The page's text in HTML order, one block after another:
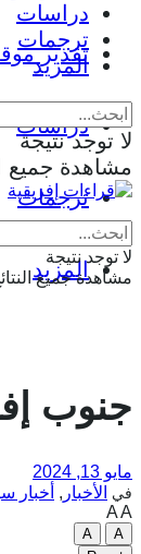
تقدير
دراسات
ترجمات
المزيد
دراسات
ترجمات
المزيد
لا توجد نتيجة
مشاهدة جميع
لا توجد نتيجة
مشاهدة جميع
جنوب
مايو 13, 2024
في الأخبار , أخبار
AA
A
A